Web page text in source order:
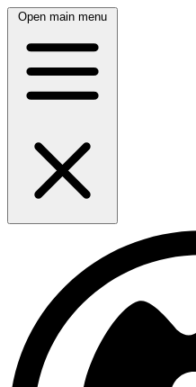
Open main menu